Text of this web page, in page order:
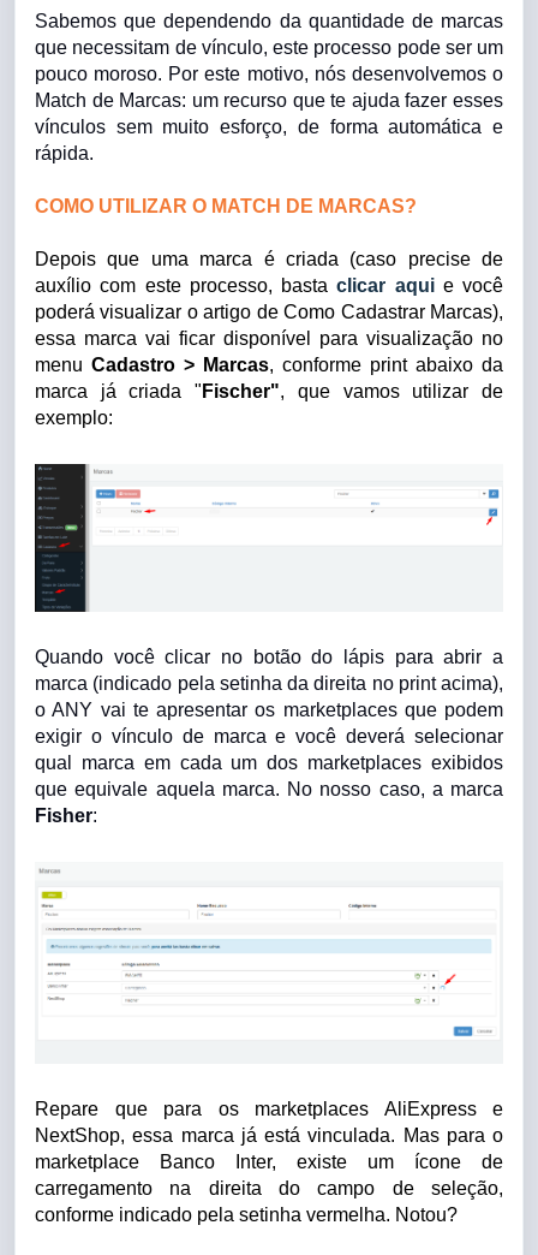
Sabemos que dependendo da quantidade de marcas
que necessitam de vínculo, este processo pode ser um
pouco moroso. Por este motivo, nós desenvolvemos o
Match de Marcas: um recurso que te ajuda fazer esses
vínculos sem muito esforço, de forma automática e
rápida.
COMO UTILIZAR O MATCH DE MARCAS?
Depois que uma marca é criada (caso precise de
auxílio com este processo, bastaclicar aquie você
poderá visualizar o artigo de Como Cadastrar Marcas),
essa marca vai ficar disponível para visualização no
menu Cadastro > Marcas, conforme print abaixo da
marca já criada " Fischer", que vamos utilizar de
exemplo:
Quando você clicar no botão do lápis para abrir a
marca (indicado pela setinha da direita no print acima),
o ANY vai te apresentar os marketplaces que podem
exigir o vínculo de marca e você deverá selecionar
qual marca em cada um dos marketplaces exibidos
que equivale aquela marca. No nosso caso, a marca
Fisher:
Repare que para os marketplaces AliExpress e
NextShop, essa marca já está vinculada. Mas para o
marketplace Banco Inter, existe um ícone de
carregamento na direita do campo de seleção,
conforme indicado pela setinha vermelha. Notou?